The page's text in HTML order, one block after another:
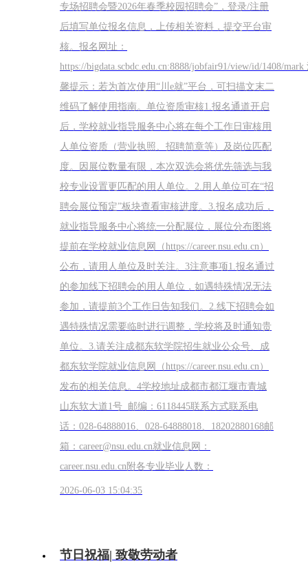
专场招聘会暨2026年春季校园招聘会”，登录/注册
后填写单位报名信息，上传相关资料，提交平台审
核。报名网址：
https://bigdata.scbdc.edu.cn:8888/jobfair91/view/id/1408/mark
馨提示：若为首次使用“川e就”平台，可扫描文末二
维码了解使用指南。单位资质审核1.报名通道开启
后，学校就业指导服务中心将在每个工作日审核用
人单位资质（营业执照、招聘简章等）及岗位匹配
度。因展位数量有限，本次双选会将优先筛选与我
校专业设置更匹配的用人单位。2.用人单位可在“招
聘会展位预定”板块查看审核进度。3.报名成功后，
就业指导服务中心将统一分配展位，展位分布图将
提前在学校就业信息网（https://career.nsu.edu.cn）
公布，请用人单位及时关注。3注意事项1.报名通过
的参加线下招聘会的用人单位，如遇特殊情况无法
参加，请提前3个工作日告知我们。2.线下招聘会如
遇特殊情况需要临时进行调整，学校将及时通知贵
单位。3.请关注成都东软学院招生就业公众号、成
都东软学院就业信息网（https://career.nsu.edu.cn）
发布的相关信息。4学校地址成都市都江堰市青城
山东软大道1号 邮编：6118445联系方式联系电
话：028-64888016、028-64888018、18202880168邮
箱：career@nsu.edu.cn就业信息网：
career.nsu.edu.cn附各专业毕业人数：
2026-06-03 15:04:35
节日祝福| 致敬劳动者